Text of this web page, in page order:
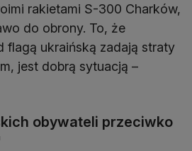
rakietami S-300 Charków,
do obrony. To, że
flagą ukraińską zadają straty
jest dobrą sytuacją –
obywateli przeciwko